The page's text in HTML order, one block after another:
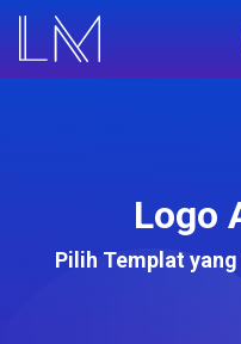
Logo
Pilih Templat